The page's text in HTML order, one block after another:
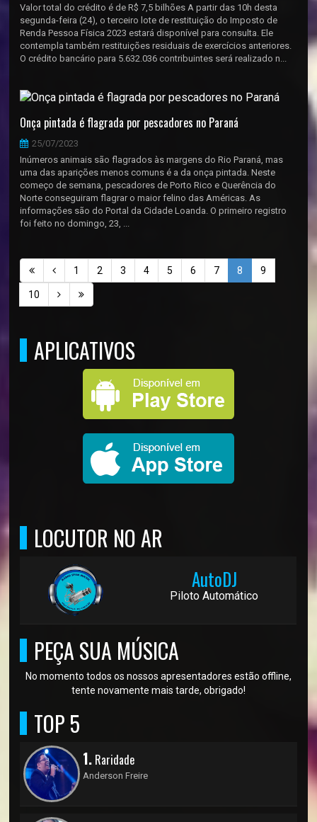
Valor total do crédito é de R$ 7,5 bilhões A partir das 10h desta
segunda-feira (24), o terceiro lote de restituição do Imposto de
Renda Pessoa Física 2023 estará disponível para consulta. Ele
contempla também restituições residuais de exercícios anteriores.
O crédito bancário para 5.632.036 contribuintes será realizado n...
Onça pintada é flagrada por pescadores no Paraná
25/07/2023
Inúmeros animais são flagrados às margens do Rio Paraná, mas
uma das aparições menos comuns é a da onça pintada. Neste
começo de semana, pescadores de Porto Rico e Querência do
Norte conseguiram flagrar o maior felino das Américas. As
informações são do Portal da Cidade Loanda. O primeiro registro
foi feito no domingo, 23, ...
1 2 3 4 5 6 7 8 9
10
APLICATIVOS
LOCUTOR NO AR
AutoDJ
Piloto Automático
PEÇA SUA MÚSICA
No momento todos os nossos apresentadores estão offline,
tente novamente mais tarde, obrigado!
TOP 5
1. Raridade
Anderson Freire